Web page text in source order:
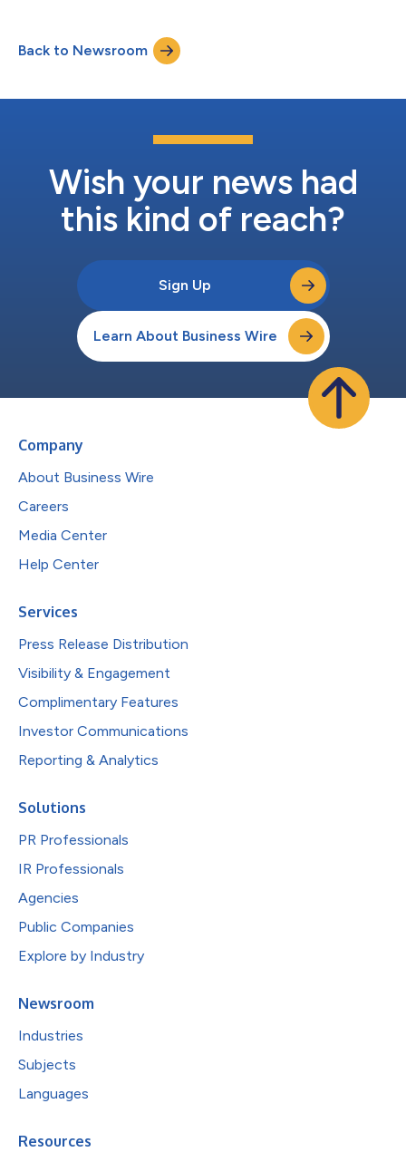
hat. Das 2001 gegründete Unternehmen House of Code
entwickelt Softwarelösungen und bietet
Beratungsdienstleistungen für die Bereiche Energiehandel und
Back to Newsroom
Wish your news had
this kind of reach?
Sign Up
Learn About Business Wire
Company
About Business Wire
Careers
Media Center
Help Center
Services
Press Release Distribution
Visibility & Engagement
Complimentary Features
Investor Communications
Reporting & Analytics
Solutions
PR Professionals
IR Professionals
Agencies
Public Companies
Explore by Industry
Newsroom
Industries
Subjects
Languages
Resources